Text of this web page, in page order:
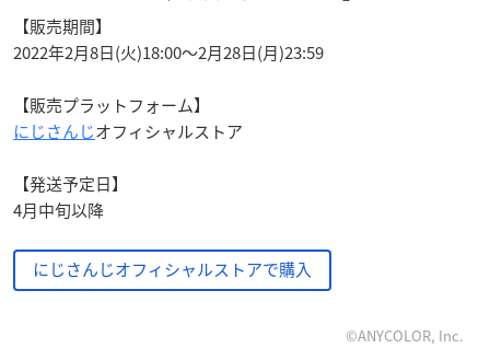
【販売期間】
2022年2月8日(火)18:00～2月28日(月)23:59
【販売プラットフォーム】
にじさんじオフィシャルストア
【発送予定日】
4月中旬以降
にじさんじオフィシャルストアで購入
©ANYCOLOR, Inc.